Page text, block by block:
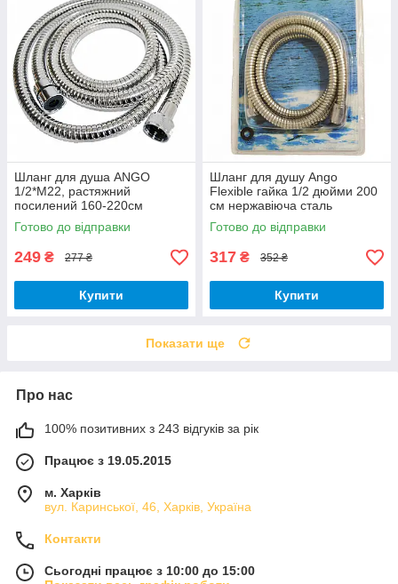
Шланг для душа ANGO
1/2*М22, растяжний
посилений 160-220см
Готово до відправки
249 ₴ 277 ₴
Купити
Шланг для душу Ango
Flexible гайка 1/2 дюйми 200
см нержавіюча сталь
Готово до відправки
317 ₴ 352 ₴
Купити
Показати ще
Про нас
100% позитивних з 243 відгуків за рік
Працює з 19.05.2015
м. Харків
вул. Каринської, 46, Харків, Україна
Контакти
Сьогодні працює з 10:00 до 15:00